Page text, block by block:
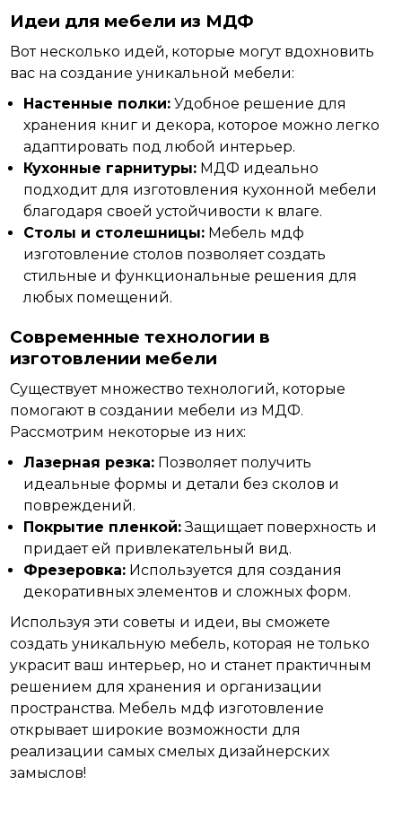
Идеи для мебели из МДФ
Вот несколько идей, которые могут вдохновить
вас на создание уникальной мебели:
Настенные полки: Удобное решение для
хранения книг и декора, которое можно легко
адаптировать под любой интерьер.
Кухонные гарнитуры: МДФ идеально
подходит для изготовления кухонной мебели
благодаря своей устойчивости к влаге.
Столы и столешницы: Мебель мдф
изготовление столов позволяет создать
стильные и функциональные решения для
любых помещений.
Современные технологии в
изготовлении мебели
Существует множество технологий, которые
помогают в создании мебели из МДФ.
Рассмотрим некоторые из них:
Лазерная резка: Позволяет получить
идеальные формы и детали без сколов и
повреждений.
Покрытие пленкой:Защищает поверхность и
придает ей привлекательный вид.
Фрезеровка: Используется для создания
декоративных элементов и сложных форм.
Используя эти советы и идеи, вы сможете
создать уникальную мебель, которая не только
украсит ваш интерьер, но и станет практичным
решением для хранения и организации
пространства. Мебель мдф изготовление
открывает широкие возможности для
реализации самых смелыхдизайнерских
замыслов!